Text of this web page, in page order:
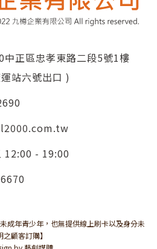
正區忠孝東路二段5號1樓
站六號出口 )
12:00 - 19:00
成年青少年，也無提供線上刷卡以及身分未
之顧客訂購】